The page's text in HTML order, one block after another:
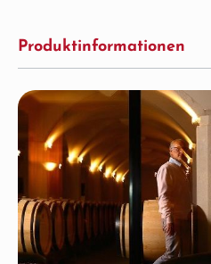
Produktinformationen